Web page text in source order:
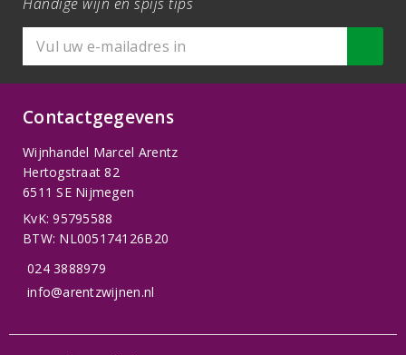
Contactgegevens
Wijnhandel Marcel Arentz
Hertogstraat 82
6511 SE Nijmegen
KvK: 95795588
BTW: NL005174126B20
024 3888979
info@arentzwijnen.nl